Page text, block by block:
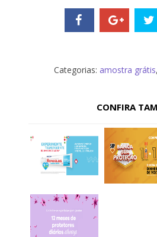
Categorias: amostra grátis,
CONFIRA